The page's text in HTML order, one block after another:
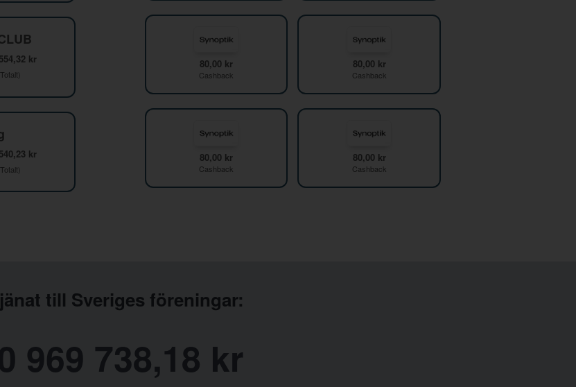
kr
kr
80,00 kr
Cashback
80,00 kr
Cashback
80,00 kr
Cashback
80,00 kr
Cashback
till Sveriges föreningar:
969 738,18 kr